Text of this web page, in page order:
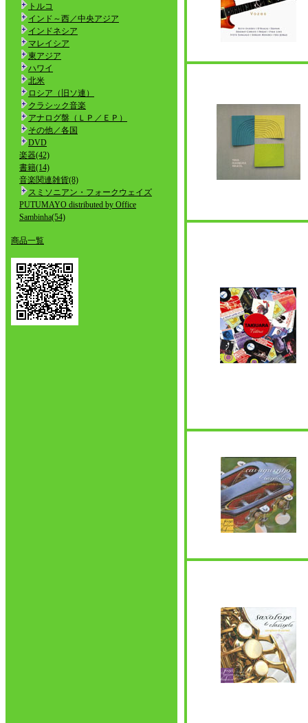
トルコ
インド～西／中央アジア
インドネシア
マレイシア
東アジア
ハワイ
北米
ロシア（旧ソ連）
クラシック音楽
アナログ盤（ＬＰ／ＥＰ）
その他／各国
DVD
楽器(42)
書籍(14)
音楽関連雑貨(8)
スミソニアン・フォークウェイズ
PUTUMAYO distributed by Office
Sambinha(54)
商品一覧